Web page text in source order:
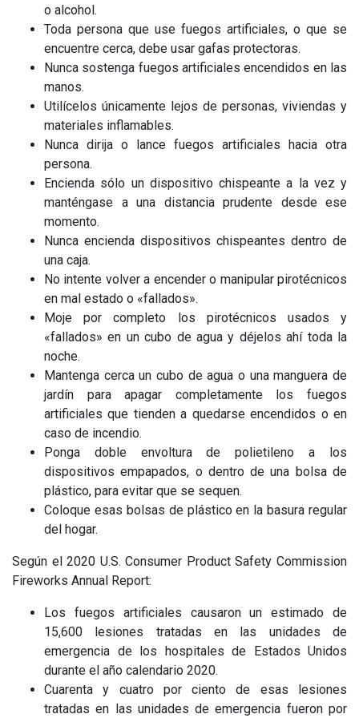
o alcohol.
Toda persona que use fuegos artificiales, o que se
encuentre cerca, debe usar gafas protectoras.
Nunca sostenga fuegos artificiales encendidos en las
manos.
Utilícelos únicamente lejos de personas, viviendas y
materiales inflamables.
Nunca dirija o lance fuegos artificiales hacia otra
persona.
Encienda sólo un dispositivo chispeante a la vez y
manténgase a una distancia prudente desde ese
momento.
Nunca encienda dispositivos chispeantes dentro de
una caja.
No intente volver a encender o manipular pirotécnicos
en mal estado o «fallados».
Moje por completo los pirotécnicos usados y
«fallados» en un cubo de agua y déjelos ahí toda la
noche.
Mantenga cerca un cubo de agua o una manguera de
jardín para apagar completamente los fuegos
artificiales que tienden a quedarse encendidos o en
caso de incendio.
Ponga doble envoltura de polietileno a los
dispositivos empapados, o dentro de una bolsa de
plástico, para evitar que se sequen.
Coloque esas bolsas de plástico en la basura regular
del hogar.
Según el 2020 U.S. Consumer Product Safety Commission
Fireworks Annual Report:
Los fuegos artificiales causaron un estimado de
15,600 lesiones tratadas en las unidades de
emergencia de los hospitales de Estados Unidos
durante el año calendario 2020.
Cuarenta y cuatro por ciento de esas lesiones
tratadas en las unidades de emergencia fueron por